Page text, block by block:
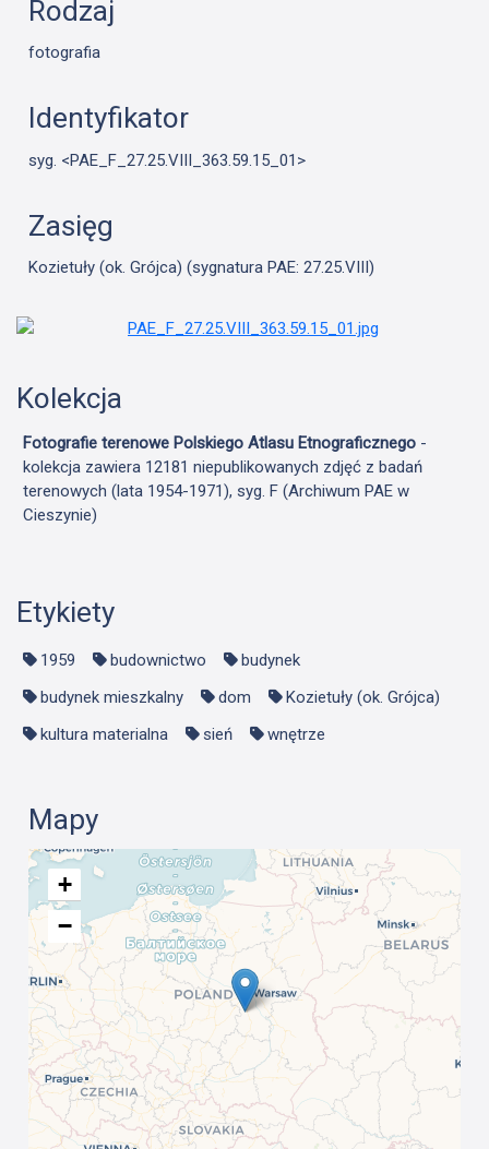
Rodzaj
fotografia
Identyfikator
syg. <PAE_F_27.25.VIII_363.59.15_01>
Zasięg
Kozietuły (ok. Grójca) (sygnatura PAE: 27.25.VIII)
Kolekcja
Fotografie terenowe Polskiego Atlasu Etnograficznego -
kolekcja zawiera 12181 niepublikowanych zdjęć z badań
terenowych (lata 1954-1971), syg. F (Archiwum PAE w
Cieszynie)
Etykiety
1959 budownictwo
budynek
budynek mieszkalny
dom
Kozietuły (ok. Grójca)
kultura materialna
sień wnętrze
Mapy
+
−